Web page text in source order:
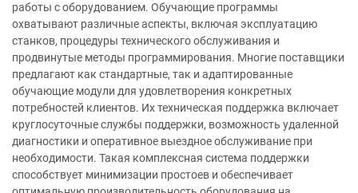
работы с оборудованием. Обучающие программы
охватывают различные аспекты, включая эксплуатацию
станков, процедуры технического обслуживания и
продвинутые методы программирования. Многие поставщики
предлагают как стандартные, так и адаптированные
обучающие модули для удовлетворения конкретных
потребностей клиентов. Их техническая поддержка включает
круглосуточные службы поддержки, возможность удаленной
диагностики и оперативное выездное обслуживание при
необходимости. Такая комплексная система поддержки
способствует минимизации простоев и обеспечивает